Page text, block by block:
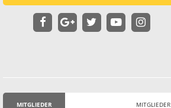
MITGLIEDER MITGLIEDER